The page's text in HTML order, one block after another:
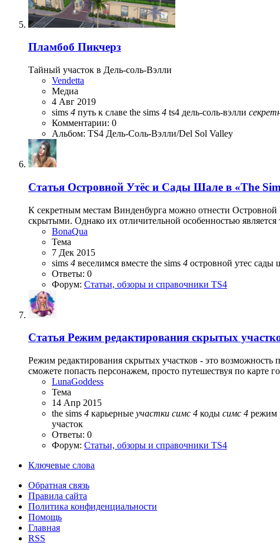
Пламбоб Пикчерз
Тайный участок в Дель-соль-Вэлли
Vendetta
Медиа
4 Авг 2019
sims 4 путь к славе the sims 4 ts4 дель-соль-вэлли
Комментарии: 0
Альбом: TS4 Дель-Соль-Вэлли/Del Sol Valley
Статья Островной Утёс и Сады Шале в «The
К секретным местам Винденбурга можно отнести
скрытыми. Однако их отличительной особенностью является
BonaQua
Тема
7 Дек 2015
sims 4 веселимся вместе the sims 4 островной утес сады
Ответы: 0
Форум: Статьи, обзоры и справочники TS4
Статья Режим редактирования скрытых
Режим редактирования скрытых участков - это возможность
сможете попасть персонажем, просто путешествуя по карте
LunaGoddess
Тема
14 Апр 2015
the sims 4 карьерные участки симс 4 коды симс 4 режим
участок
Ответы: 0
Форум: Статьи, обзоры и справочники TS4
Ключевые слова
Обратная связь
Правила сайта
Политика конфиденциальности
Помощь
Главная
RSS